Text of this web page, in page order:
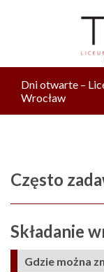
Dni otwarte –
Wrocław
Często
Składanie
Gdzie można